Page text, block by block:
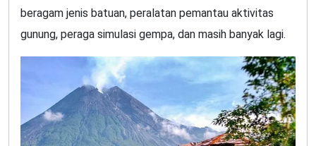
beragam jenis batuan, peralatan pemantau aktivitas
gunung, peraga simulasi gempa, dan masih banyak lagi.